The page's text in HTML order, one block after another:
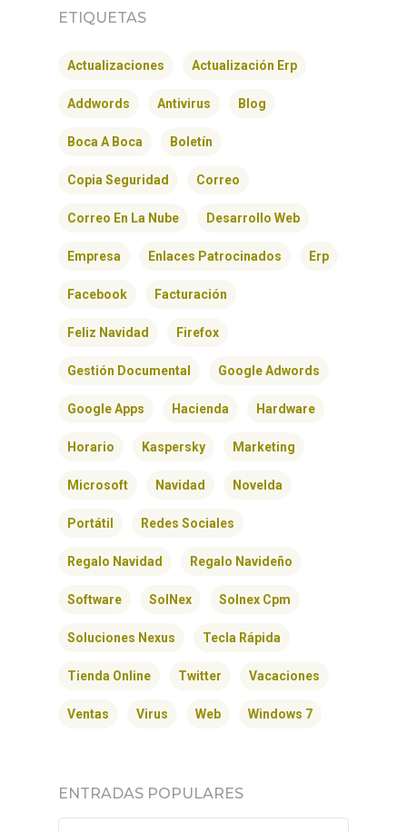
ETIQUETAS
Actualizaciones Actualización Erp
Addwords Antivirus Blog
Boca A Boca Boletín
Copia Seguridad Correo
Correo En La Nube Desarrollo Web
Empresa Enlaces Patrocinados Erp
Facebook Facturación
Feliz Navidad Firefox
Gestión Documental Google Adwords
Google Apps Hacienda Hardware
Horario Kaspersky Marketing
Microsoft Navidad Novelda
Portátil Redes Sociales
Regalo Navidad Regalo Navideño
Software SolNex Solnex Cpm
Soluciones Nexus Tecla Rápida
Tienda Online Twitter Vacaciones
Ventas Virus Web Windows 7
ENTRADAS POPULARES